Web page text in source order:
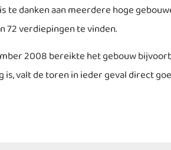
te danken aan meerdere hoge
72 verdiepingen te vinden.
2008 bereikte het gebouw
valt de toren in ieder geval direct